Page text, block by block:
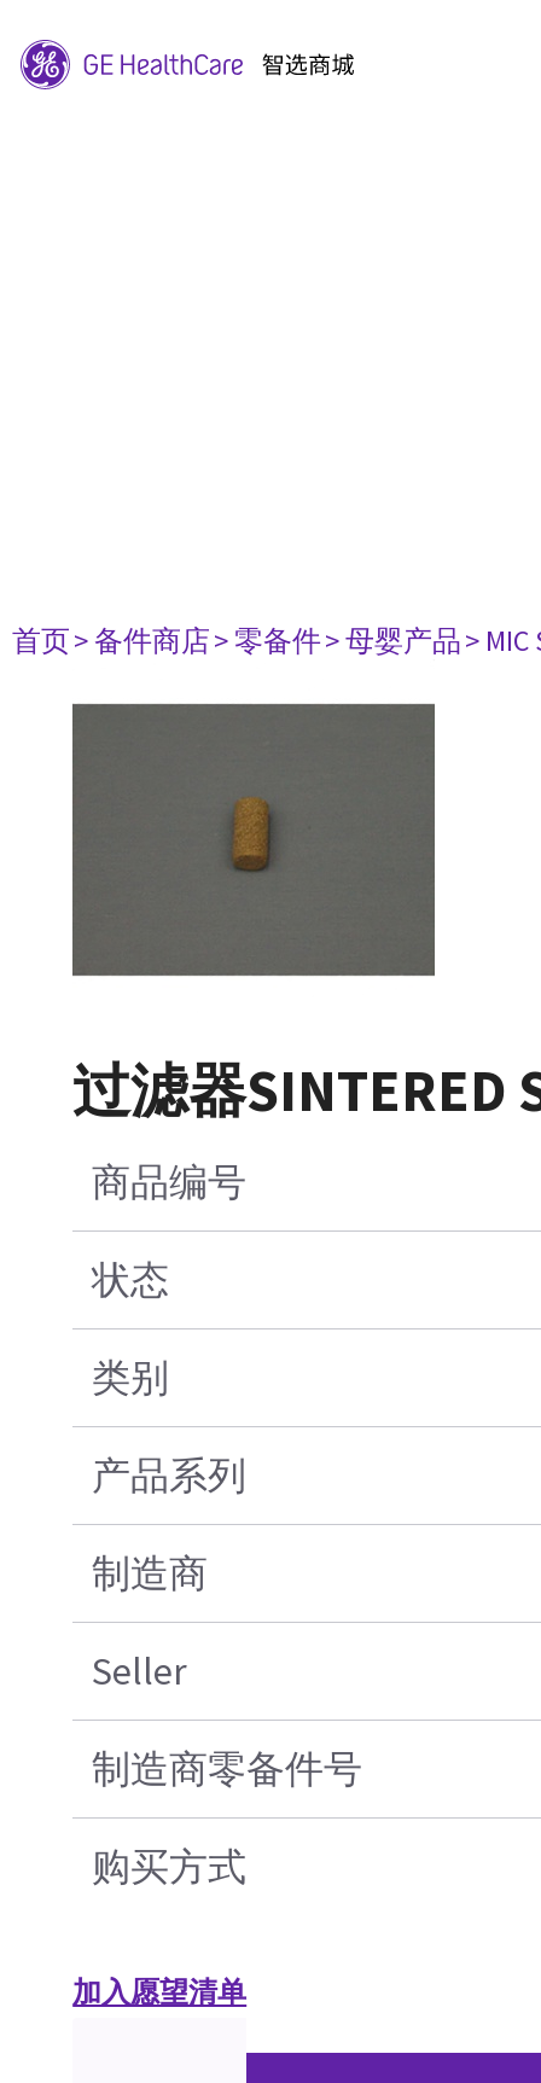
首页> 备件商店> 零备件> 母婴产品>
过滤器SINTERED
商品编号
状态
类别
产品系列
制造商
Seller
制造商零备件号
购买方式
加入愿望清单